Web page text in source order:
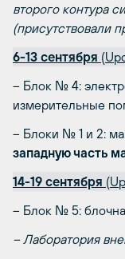
второго контура
(присутствовали
6-13 сентября (
– Блок № 4:
измерительные
– Блоки № 1 и 2:
западную часть
14-19 сентября (
– Блок № 5:
– Лаборатория